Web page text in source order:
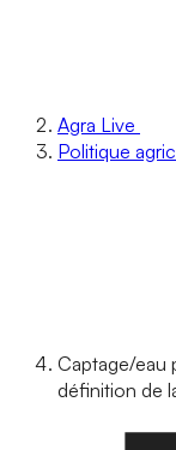
Agra Live
Politique
Captage/eau
définition de